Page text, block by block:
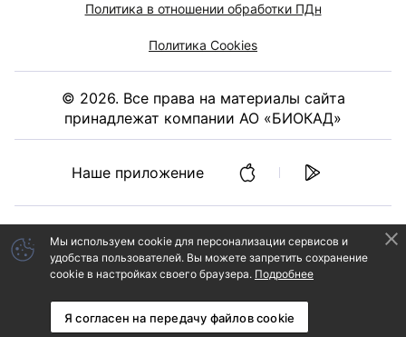
Политика в отношении обработки ПДн
Политика Cookies
© 2026. Все права на материалы сайта
принадлежат компании АО «БИОКАД»
Наше приложение
ИНФОРМАЦИЯ НА ДАННОМ САЙТЕ НЕ ДОЛЖНА ИСПОЛЬЗОВАТЬСЯ
ДЛЯ САМОСТОЯТЕЛЬНОЙ ДИАГНОСТИКИ И ЛЕЧЕНИЯ И НЕ МОЖЕТ
БЫТЬ ЗАМЕНОЙ ОЧНОЙ КОНСУЛЬТАЦИИ ВРАЧА
Мы используем cookie для персонализации сервисов и
удобства пользователей. Вы можете запретить сохранение
cookie в настройках своего браузера. Подробнее
Я согласен на передачу файлов cookie